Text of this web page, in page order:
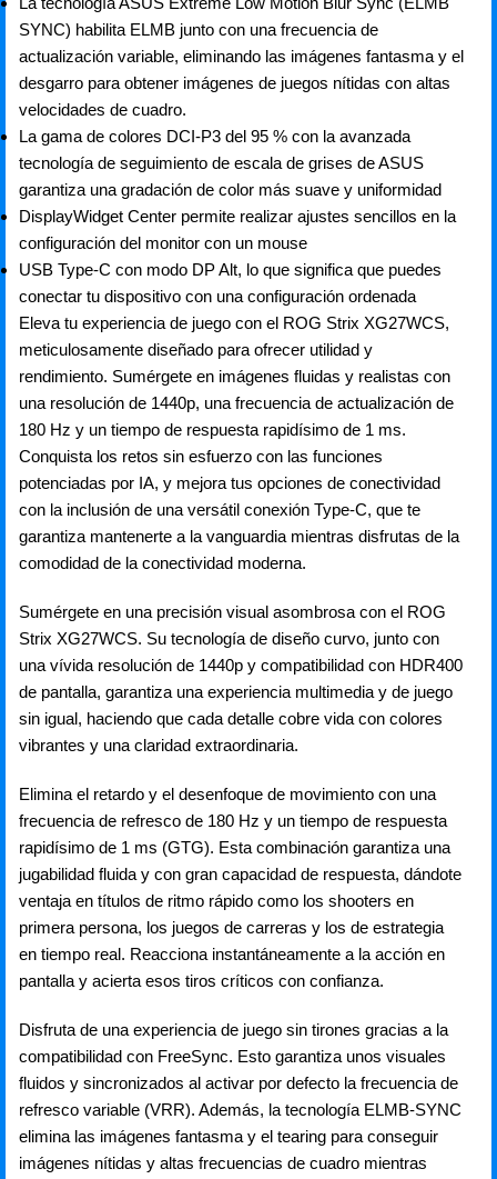
SYNC) habilita ELMB junto con una frecuencia de
actualización variable, eliminando las imágenes fantasma y el
desgarro para obtener imágenes de juegos nítidas con altas
velocidades de cuadro.
La gama de colores DCI-P3 del 95 % con la avanzada
tecnología de seguimiento de escala de grises de ASUS
garantiza una gradación de color más suave y uniformidad
DisplayWidget Center permite realizar ajustes sencillos en la
configuración del monitor con un mouse
USB Type-C con modo DP Alt, lo que significa que puedes
conectar tu dispositivo con una configuración ordenada
Eleva tu experiencia de juego con el ROG Strix XG27WCS,
meticulosamente diseñado para ofrecer utilidad y
rendimiento. Sumérgete en imágenes fluidas y realistas con
una resolución de 1440p, una frecuencia de actualización de
180 Hz y un tiempo de respuesta rapidísimo de 1 ms.
Conquista los retos sin esfuerzo con las funciones
potenciadas por IA, y mejora tus opciones de conectividad
con la inclusión de una versátil conexión Type-C, que te
garantiza mantenerte a la vanguardia mientras disfrutas de la
comodidad de la conectividad moderna.
Sumérgete en una precisión visual asombrosa con el ROG
Strix XG27WCS. Su tecnología de diseño curvo, junto con
una vívida resolución de 1440p y compatibilidad con HDR400
de pantalla, garantiza una experiencia multimedia y de juego
sin igual, haciendo que cada detalle cobre vida con colores
vibrantes y una claridad extraordinaria.
Elimina el retardo y el desenfoque de movimiento con una
frecuencia de refresco de 180 Hz y un tiempo de respuesta
rapidísimo de 1 ms (GTG). Esta combinación garantiza una
jugabilidad fluida y con gran capacidad de respuesta, dándote
ventaja en títulos de ritmo rápido como los shooters en
primera persona, los juegos de carreras y los de estrategia
en tiempo real. Reacciona instantáneamente a la acción en
pantalla y acierta esos tiros críticos con confianza.
Disfruta de una experiencia de juego sin tirones gracias a la
compatibilidad con FreeSync. Esto garantiza unos visuales
fluidos y sincronizados al activar por defecto la frecuencia de
refresco variable (VRR). Además, la tecnología ELMB-SYNC
elimina las imágenes fantasma y el tearing para conseguir
imágenes nítidas y altas frecuencias de cuadro mientras